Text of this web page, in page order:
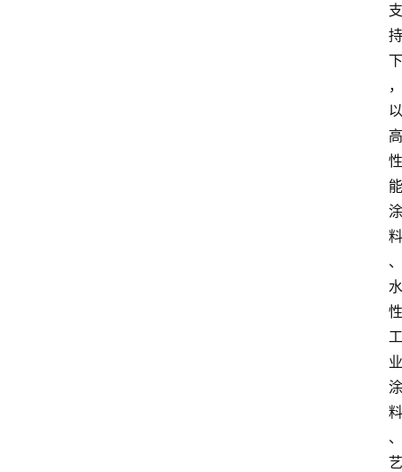
支
持
下
，
以
高
性
能
涂
料
、
水
性
工
业
涂
料
、
艺